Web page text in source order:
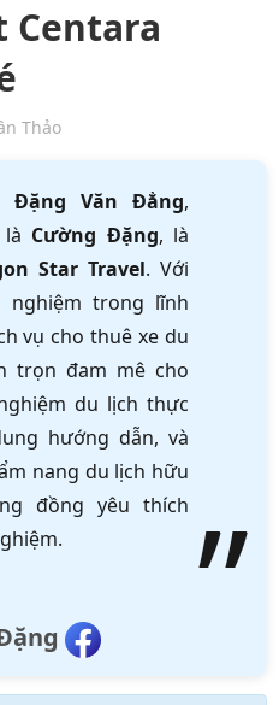
Centara
Thảo
Đặng Văn Đẳng,
Cường Đặng, là
Star Travel. Với
nghiệm trong lĩnh
vụ cho thuê xe du
trọn đam mê cho
du lịch thực
hướng dẫn, và
nang du lịch hữu
đồng yêu thích